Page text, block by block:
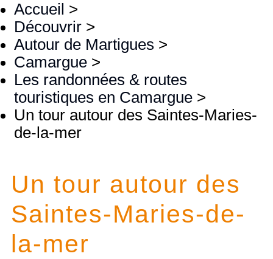
Accueil >
Découvrir >
Autour de Martigues >
Camargue >
Les randonnées & routes
touristiques en Camargue >
Un tour autour des Saintes-Maries-
de-la-mer
Un tour autour des
Saintes-Maries-de-
la-mer